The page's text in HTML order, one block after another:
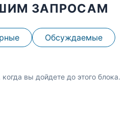
ЗАПРОСАМ
Обсуждаемые
вы дойдете до этого блока.